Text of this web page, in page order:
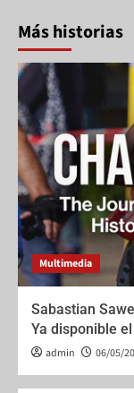
Más historias
Multimedia
Sabastian
Ya disponible
admin 06/05/